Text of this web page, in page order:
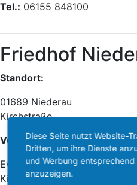
Tel.: 06155 848100
Friedhof
Standort:
01689 Niederau
Kirchstraße
Verwaltung:
Ev.-Luth. Kirchgemeinde
Kirchstraße 29
Diese Seite nutzt Website-
Dritten, um ihre Dienste
und Werbung
anzuzeigen.